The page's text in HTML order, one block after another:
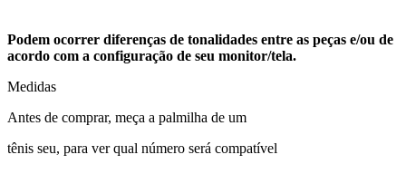
Podem ocorrer diferenças de tonalidades entre as peças e/ou de
acordo com a configuração de seu monitor/tela.
Medidas
Antes de comprar, meça a palmilha de um
tênis seu, para ver qual número será compatível